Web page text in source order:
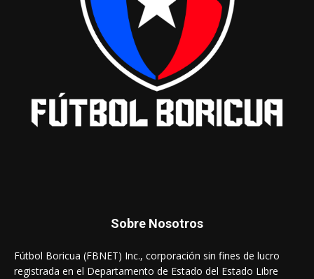
Sobre Nosotros
Fútbol Boricua (FBNET) Inc., corporación sin fines de lucro
registrada en el Departamento de Estado del Estado Libre